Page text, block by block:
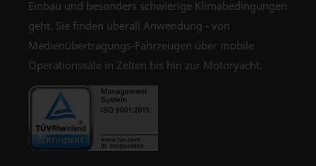
Einbau und besonders schwierige Klimabedingungen
geht. Sie finden überall Anwendung - von
Medienübertragungs-Fahrzeugen über mobile
Operationssäle in Zelten bis hin zur Motoryacht.